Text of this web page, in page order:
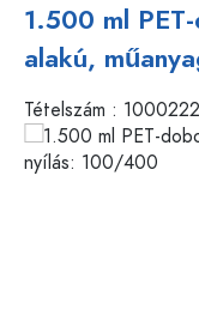
1.500 ml
alakú,
Tételszám :